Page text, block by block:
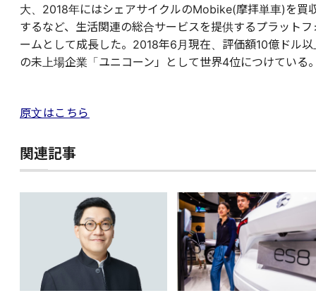
大、2018年にはシェアサイクルのMobike(摩拝単車)を買
するなど、生活関連の総合サービスを提供するプラットフ
ームとして成長した。2018年6月現在、評価額10億ドル以
の未上場企業「ユニコーン」として世界4位につけている
原文はこちら
関連記事